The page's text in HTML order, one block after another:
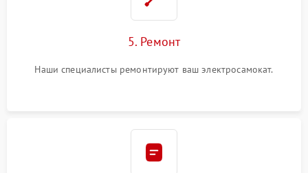
5. Ремонт
Наши специалисты ремонтируют ваш электросамокат.